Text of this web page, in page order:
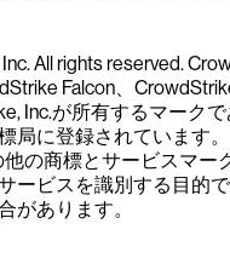
All rights reserved.
Falcon、
Inc.が所有するマーク
局に登録されています。
の商標とサービスマー
ービスを識別する目的
があります。